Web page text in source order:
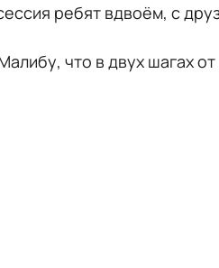
ребят вдвоём, с
что в двух шагах